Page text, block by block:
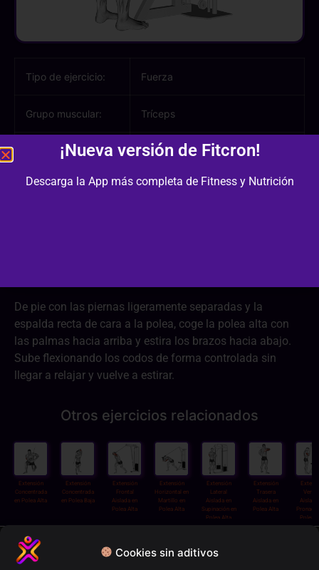
Cookies sin aditivos
Tipo de ejercicio: Fuerza
Grupo muscular: Tríceps
Músculos
Tríceps, Antebrazo
De pie con las piernas ligeramente separadas y la
espalda recta de cara a la polea, coge la polea alta con
las palmas hacia arriba y estira los brazos hacia abajo.
Sube flexionando los codos de forma controlada sin
llegar a relajar y vuelve a estirar.
Otros ejercicios relacionados
Extensión
Concentrada
en Polea Alta
Extensión
Concentrada
en Polea Baja
Extensión
Frontal
Aislada en
Polea Alta
Extensión
Horizontal en
Martillo en
Polea Alta
Extensión
Lateral
Aislada en
Supinación en
Polea Alta
Extensión
Trasera
Aislada en
Polea Alta
Aislada
Polea
¡Nueva versión de Fitcron!
Descarga la App más completa de Fitness y Nutrición